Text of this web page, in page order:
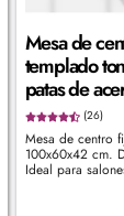
Mesa de
templado
patas de
(26)
Mesa de centro
100x60x42 cm.
Ideal para